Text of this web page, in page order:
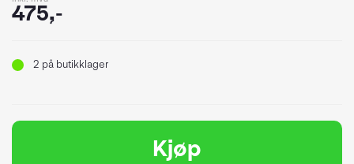
475,-
2 på butikklager
Kjøp